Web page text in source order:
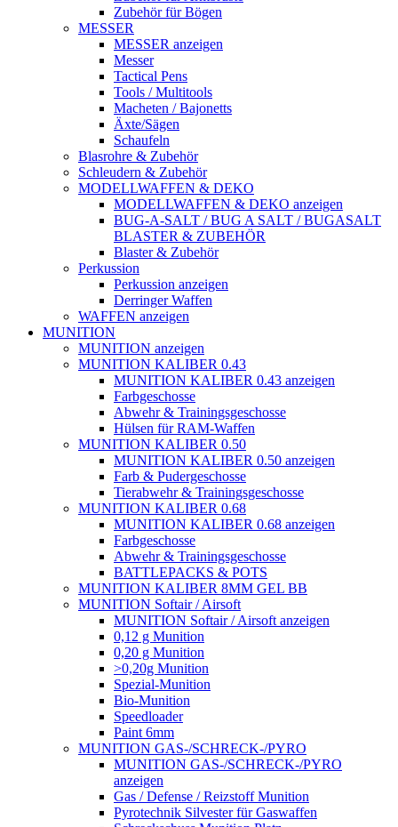
Zubehör für Bögen
MESSER
MESSER anzeigen
Messer
Tactical Pens
Tools / Multitools
Macheten / Bajonetts
Äxte/Sägen
Schaufeln
Blasrohre & Zubehör
Schleudern & Zubehör
MODELLWAFFEN & DEKO
MODELLWAFFEN & DEKO anzeigen
BUG-A-SALT / BUG A SALT / BUGASALT
BLASTER & ZUBEHÖR
Blaster & Zubehör
Perkussion
Perkussion anzeigen
Derringer Waffen
WAFFEN anzeigen
MUNITION
MUNITION anzeigen
MUNITION KALIBER 0.43
MUNITION KALIBER 0.43 anzeigen
Farbgeschosse
Abwehr & Trainingsgeschosse
Hülsen für RAM-Waffen
MUNITION KALIBER 0.50
MUNITION KALIBER 0.50 anzeigen
Farb & Pudergeschosse
Tierabwehr & Trainingsgeschosse
MUNITION KALIBER 0.68
MUNITION KALIBER 0.68 anzeigen
Farbgeschosse
Abwehr & Trainingsgeschosse
BATTLEPACKS & POTS
MUNITION KALIBER 8MM GEL BB
MUNITION Softair / Airsoft
MUNITION Softair / Airsoft anzeigen
0,12 g Munition
0,20 g Munition
>0,20g Munition
Spezial-Munition
Bio-Munition
Speedloader
Paint 6mm
MUNITION GAS-/SCHRECK-/PYRO
MUNITION GAS-/SCHRECK-/PYRO
anzeigen
Gas / Defense / Reizstoff Munition
Pyrotechnik Silvester für Gaswaffen